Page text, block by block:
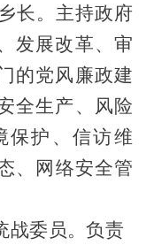
长 。 主持政府
发展改革、审
的党风廉政建
全生产、风险
保护、信访维
、网络安全管
战委员。负责